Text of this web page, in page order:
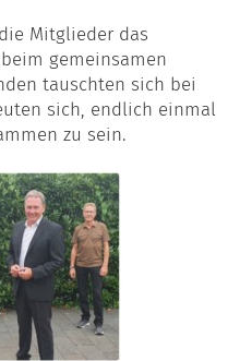
Mitglieder das
gemeinsamen
tauschten sich bei
sich, endlich einmal
zu sein.